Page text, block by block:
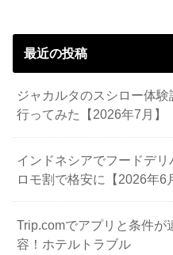
最近の投稿
ジャカルタのスシロー体
行ってみた【2026年7月】
インドネシアでフードデ
ロモ割で格安に【2026年6
Trip.comでアプリと条件が
容！ホテルトラブル